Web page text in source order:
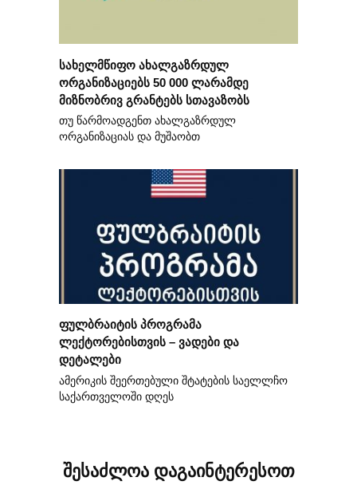
სახელმწიფო ახალგაზრდულ
ორგანიზაციებს 50 000 ლარამდე
მიზნობრივ გრანტებს სთავაზობს
თუ წარმოადგენთ ახალგაზრდულ
ორგანიზაციას და მუშაობთ
ფულბრაიტის პროგრამა
ლექტორებისთვის – ვადები და
დეტალები
ამერიკის შეერთებული შტატების საელლჩო
საქართველოში დღეს
შესაძლოა დაგაინტერესოთ